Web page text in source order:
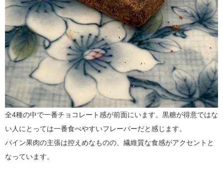
全4種の中で一番チョコレート感が前面にいます。 黒糖が得意ではな
い人にとっては一番食べやすいフレーバーだと感じます。
パイン果肉の主張は控えめなものの、繊維質な食感がアクセントと
なっています。